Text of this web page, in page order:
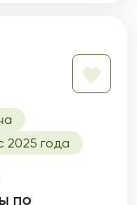
2025 года
по